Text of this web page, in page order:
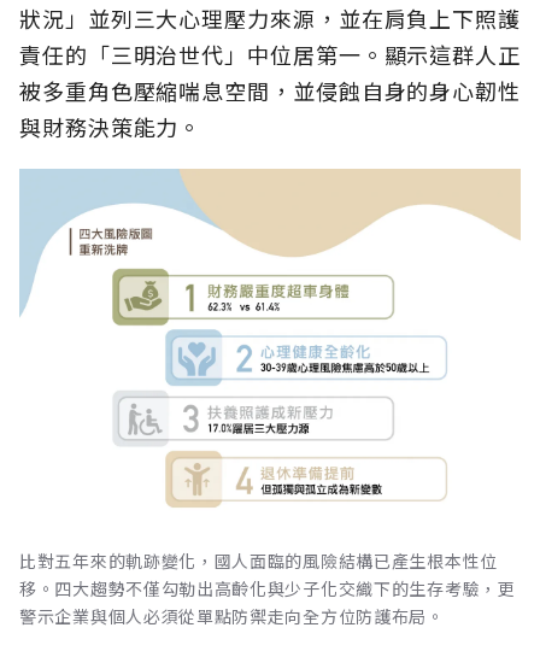
狀況」並列三大心理壓力來源，並在肩負上下照護
責任的「三明治世代」中位居第一。顯示這群人正
被多重角色壓縮喘息空間，並侵蝕自身的身心韌性
與財務決策能力。
比對五年來的軌跡變化，國人面臨的風險結構已產生根本性位
移。四大趨勢不僅勾勒出高齡化與少子化交織下的生存考驗，更
警示企業與個人必須從單點防禦走向全方位防護布局。